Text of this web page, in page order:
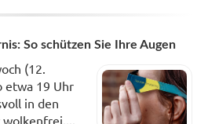
So schützen Sie Ihre Augen
(12.
etwa 19 Uhr
in den